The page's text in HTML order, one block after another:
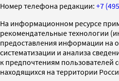
Номер телефона редакции: +7
На информационном ресурсе
рекомендательные технологии
предоставления информации на
систематизации и анализа
к предпочтениям пользователей
находящихся на территории